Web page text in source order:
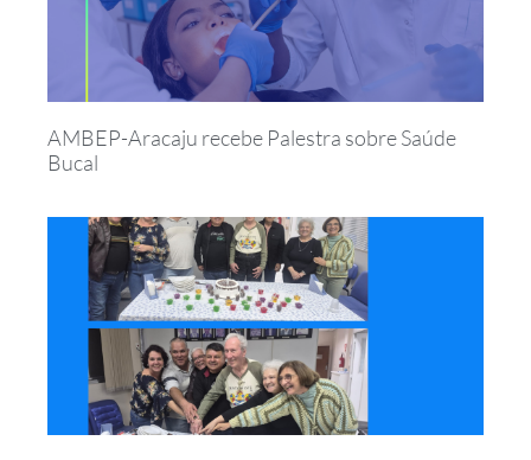
AMBEP-Aracaju recebe Palestra sobre Saúde
Bucal